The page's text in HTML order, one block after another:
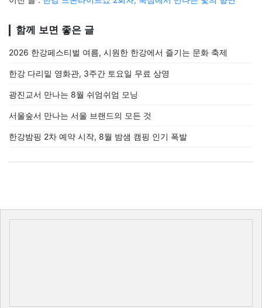
함께 보면 좋은 글
2026 한강페스티벌 여름, 시원한 한강에서 즐기는 문화 축제
한강 다리밑 영화관, 3주간 토요일 무료 상영
광진교서 만나는 8월 쉬엄쉬엄 모닝
서울숲서 만나는 서울 브랜드의 모든 것
한강밤핑 2차 예약 시작, 8월 밤샘 캠핑 인기 폭발